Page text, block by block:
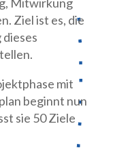
Ziel ist es, die
mit
beginnt nun
sie 50 Ziele